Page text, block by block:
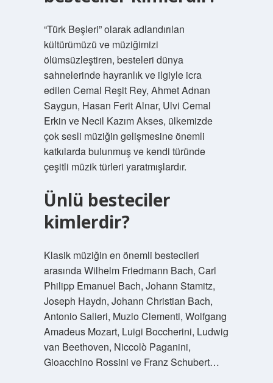
“Türk Beşleri” olarak adlandırılan
kültürümüzü ve müziğimizi
ölümsüzleştiren, besteleri dünya
sahnelerinde hayranlık ve ilgiyle icra
edilen Cemal Reşit Rey, Ahmet Adnan
Saygun, Hasan Ferit Alnar, Ulvi Cemal
Erkin ve Necil Kazım Akses, ülkemizde
çok sesli müziğin gelişmesine önemli
katkılarda bulunmuş ve kendi türünde
çeşitli müzik türleri yaratmışlardır.
Ünlü besteciler
kimlerdir?
Klasik müziğin en önemli bestecileri
arasında Wilhelm Friedmann Bach, Carl
Philipp Emanuel Bach, Johann Stamitz,
Joseph Haydn, Johann Christian Bach,
Antonio Salieri, Muzio Clementi, Wolfgang
Amadeus Mozart, Luigi Boccherini, Ludwig
van Beethoven, Niccolò Paganini,
Gioacchino Rossini ve Franz Schubert…